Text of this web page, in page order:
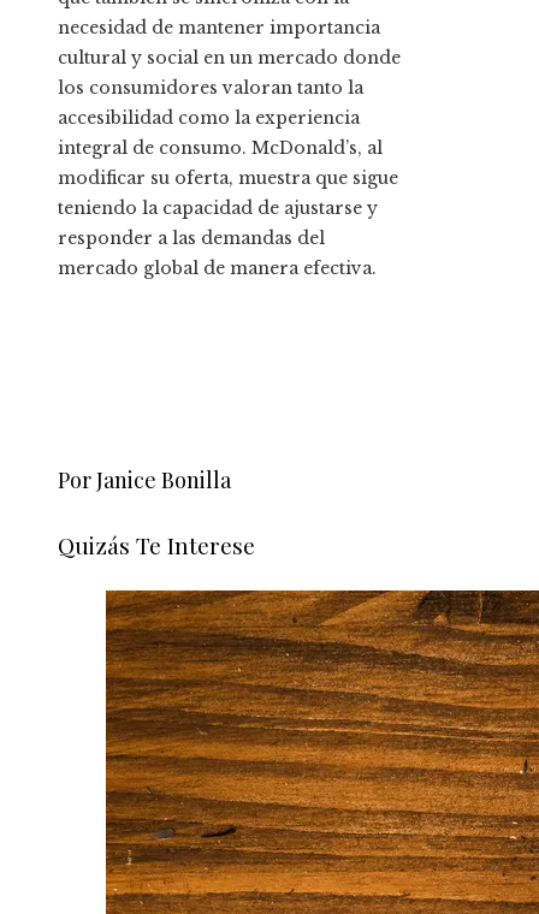
necesidad de mantener importancia
cultural y social en un mercado donde
los consumidores valoran tanto la
accesibilidad como la experiencia
integral de consumo. McDonald’s, al
modificar su oferta, muestra que sigue
teniendo la capacidad de ajustarse y
responder a las demandas del
mercado global de manera efectiva.
Por Janice Bonilla
Quizás Te Interese